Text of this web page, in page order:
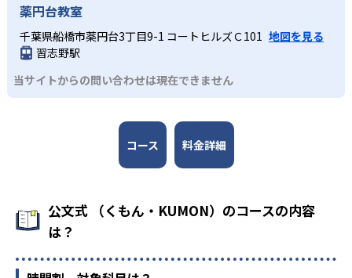
薬円台教室
千葉県船橋市薬円台3丁目9-1 コートヒルズＣ101 地図を見る
習志野駅
当サイトからの問い合わせは現在できません
コース 料金詳細
公文式 （くもん・KUMON）のコースの内容
は？